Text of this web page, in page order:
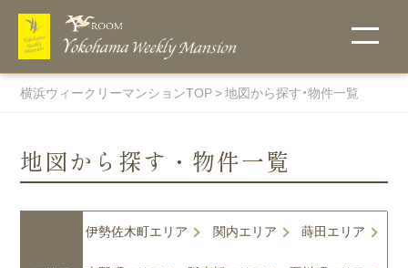
す・物件一覧
す
料金表
のできない当
ＯＸ
ルーム
横浜ウィークリーマンションTOP 地図から探す・物件一覧
地図から探す・物件一覧
伊勢佐木町エリア 関内エリア 蒔田エリア